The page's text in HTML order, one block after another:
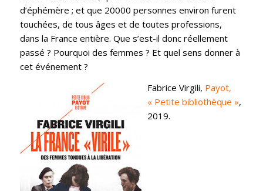
d’éphémère ; et que 20000 personnes environ furent
touchées, de tous âges et de toutes professions,
dans la France entière. Que s’est-il donc réellement
passé ? Pourquoi des femmes ? Et quel sens donner à
cet événement ?
Fabrice Virgili, Payot,
« Petite bibliothèque »,
2019.